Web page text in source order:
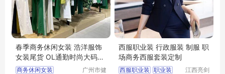
春季商务休闲女装 浩洋服饰
女装尾货 OL通勤时尚大码女
装货源供应
商务休闲女装
广州市健
西服职业装 行政服装 制服 职
场商务西服套装定制
西服职业装 职业装
江西亮剑